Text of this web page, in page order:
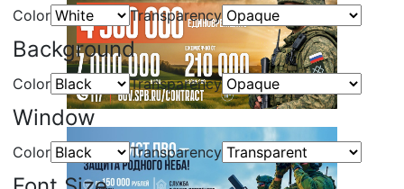
Color Transparency
Background
Color Transparency
Window
Color Transparency